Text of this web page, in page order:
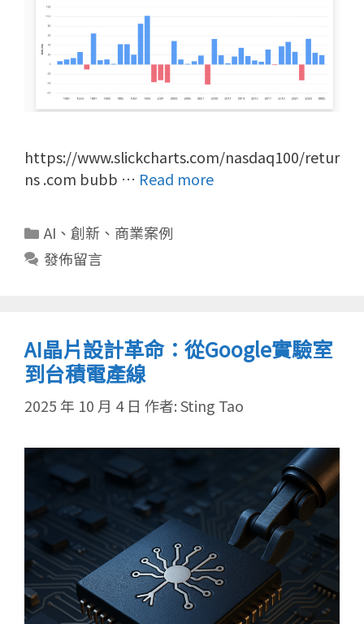
https://www.slickcharts.com/nasdaq100/retur
ns .com bubb … Read more
分
類
AI 、 創新、 商業案例
發佈留言
AI晶片設計革命：從Google實驗室
到台積電產線
2025 年 10 月 4 日 作者:Sting Tao